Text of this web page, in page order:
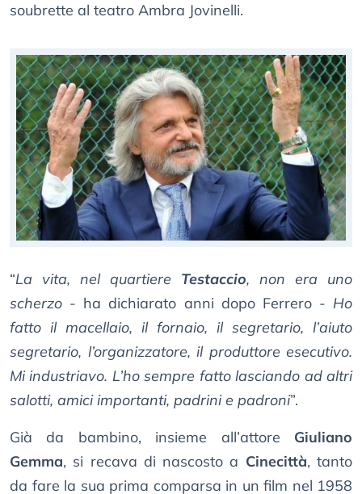
soubrette al teatro Ambra Jovinelli.
“La vita, nel quartiere Testaccio, non era uno
scherzo - ha dichiarato anni dopo Ferrero - Ho
fatto il macellaio, il fornaio, il segretario, l’aiuto
segretario, l’organizzatore, il produttore esecutivo.
Mi industriavo. L’ho sempre fatto lasciando ad altri
salotti, amici importanti, padrini e padroni”.
Già da bambino, insieme all’attore Giuliano
Gemma, si recava di nascosto a Cinecittà, tanto
da fare la sua prima comparsa in un film nel 1958